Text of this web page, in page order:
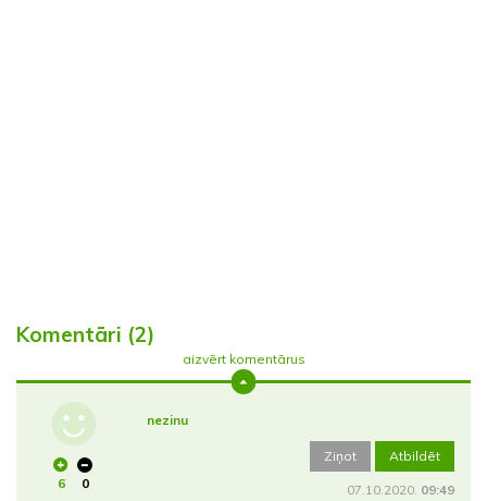
Komentāri (2)
aizvērt komentārus
6 0
nezinu
Ziņot Atbildēt
07.10.2020. 09:49